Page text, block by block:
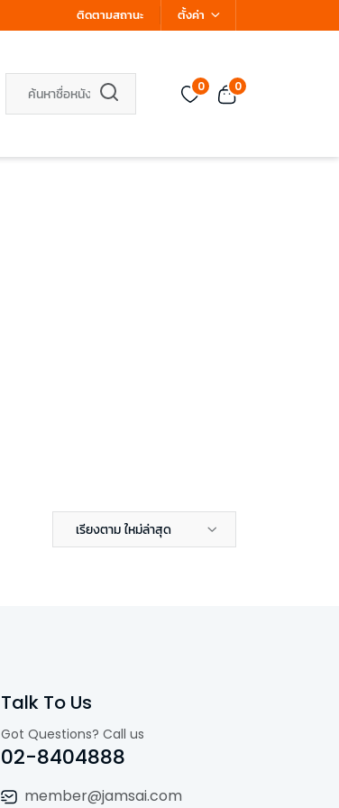
ติดตามสถานะ ตั้งค่า
0 0
เรียงตาม ใหม่ล่าสุด
Talk To Us
Got Questions? Call us
02-8404888
member@jamsai.com